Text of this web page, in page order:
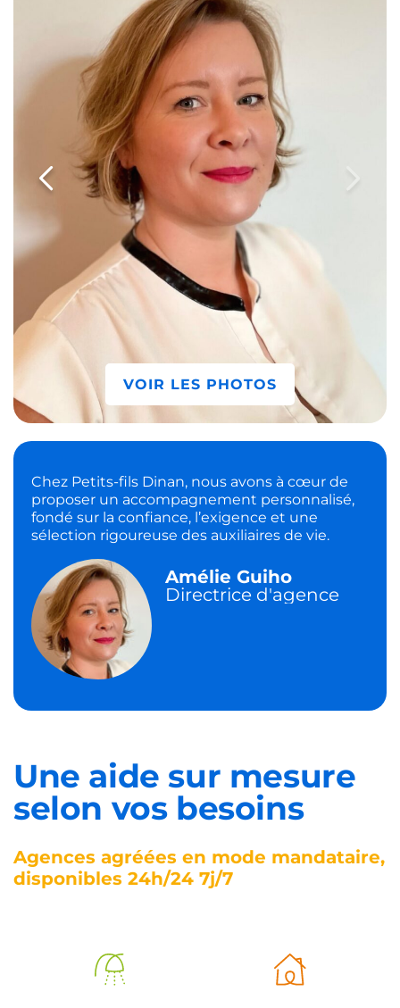
VOIR LES PHOTOS
Chez Petits-fils Dinan, nous avons à cœur de
proposer un accompagnement personnalisé,
fondé sur la confiance, l’exigence et une
sélection rigoureuse des auxiliaires de vie.
Amélie Guiho
Directrice d'agence
Une aide sur mesure
selon vos besoins
Agences agréées en mode mandataire,
disponibles 24h/24 7j/7